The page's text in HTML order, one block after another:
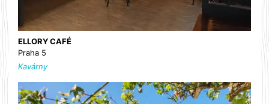
ELLORY CAFÉ
Praha 5
Kavárny